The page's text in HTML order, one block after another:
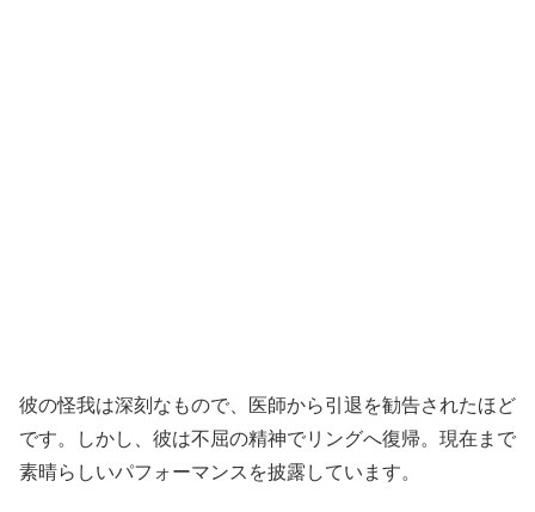
彼の怪我は深刻なもので、医師から引退を勧告されたほど
です。しかし、彼は不屈の精神でリングへ復帰。現在まで
素晴らしいパフォーマンスを披露しています。